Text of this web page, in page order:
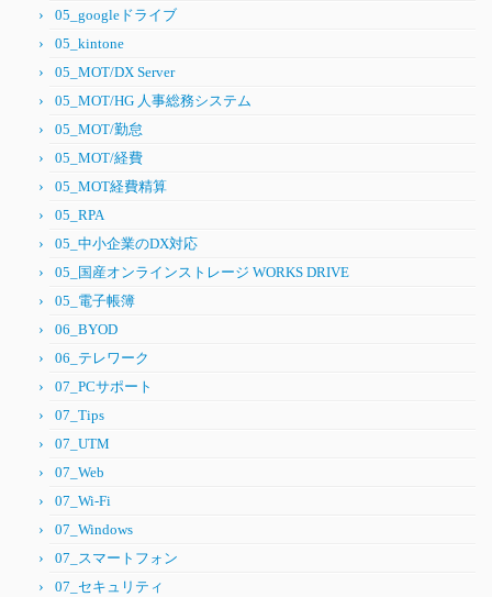
05_googleドライブ
05_kintone
05_MOT/DX Server
05_MOT/HG 人事総務システム
05_MOT/勤怠
05_MOT/経費
05_MOT経費精算
05_RPA
05_中小企業のDX対応
05_国産オンラインストレージ WORKS DRIVE
05_電子帳簿
06_BYOD
06_テレワーク
07_PCサポート
07_Tips
07_UTM
07_Web
07_Wi-Fi
07_Windows
07_スマートフォン
07_セキュリティ